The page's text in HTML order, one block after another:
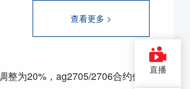
查看更多 >
为20%，ag2705/2706合约保
直播